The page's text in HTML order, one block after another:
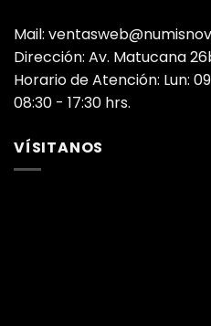
Mail:
Dirección: Av. Matucana
Horario de Atención: Lun:
08:30 - 17:30 hrs.
VÍSITANOS